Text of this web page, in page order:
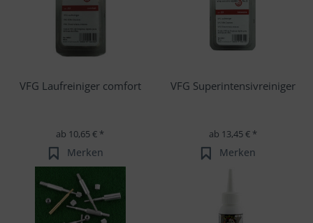
VFG Laufreiniger comfort
ab 10,65 € *
Merken
VFG Superintensivreiniger
ab 13,45 € *
Merken